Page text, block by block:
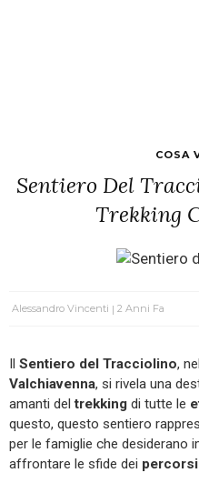
COSA
Sentiero Del
Trekking
Alessandro Vincenti 2 Anni Fa
Il Sentiero del Tracciolino,
Valchiavenna, si rivela una
amanti deltrekking di tutte le
questo, questo sentiero
per le famiglie che desiderano
affrontare le sfide dei percorsi